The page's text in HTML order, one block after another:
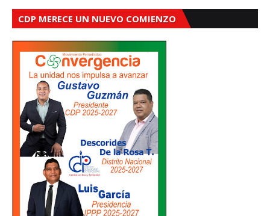
CDP MERECE UN NUEVO COMIENZO